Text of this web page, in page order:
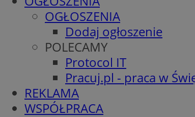
OGŁOSZENIA
Dodaj ogłoszenie
POLECAMY
Protocol IT
Pracuj.pl - praca w
REKLAMA
WSPÓŁPRACA